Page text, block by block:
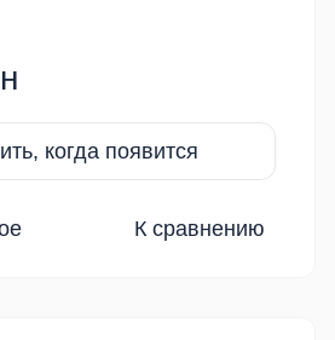
когда появится
К сравнению